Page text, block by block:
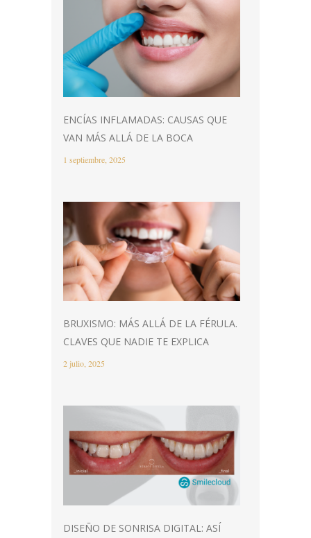
ENCÍAS INFLAMADAS: CAUSAS QUE
VAN MÁS ALLÁ DE LA BOCA
1 septiembre, 2025
BRUXISMO: MÁS ALLÁ DE LA FÉRULA.
CLAVES QUE NADIE TE EXPLICA
2 julio, 2025
DISEÑO DE SONRISA DIGITAL: ASÍ